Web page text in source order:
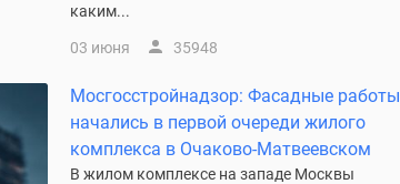
каким...
03 июня 35948
Мосгосстройнадзор: Фасадные работы
начались в первой очереди жилого
комплекса в Очаково-Матвеевском
В жилом комплексе на западе Москвы